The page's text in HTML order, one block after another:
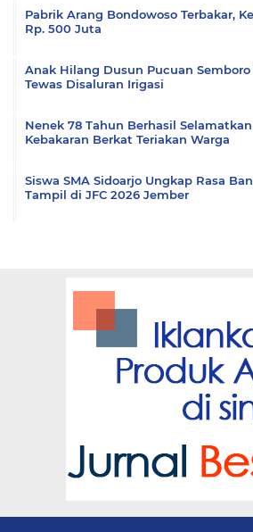
Pabrik Arang Bondowoso Terbakar,
Rp. 500 Juta
Anak Hilang Dusun Pucuan
Tewas Disaluran Irigasi
Nenek 78 Tahun Berhasil
Kebakaran Berkat Teriakan Warga
Siswa SMA Sidoarjo Ungkap Rasa
Tampil di JFC 2026 Jember